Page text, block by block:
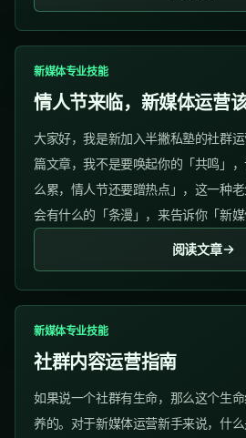
新媒体专业技能
情人节来临，新媒体运营
大家好，我是新加入半撇私塾的社群
篇文章，我不是要唤起你的「共鸣」
么累，情人节还要蹭热点」，这一种
会有什么的「条漫」，来告诉你「新
态」怎么样（虽然这可能可以作为情
说的是：老板在情人节给我下达的一个
阅读文章
新媒体专业技能
社群内容运营指南
如果说一个社群有生命，那么这个生
养的。对于新媒体运营新手来说，什